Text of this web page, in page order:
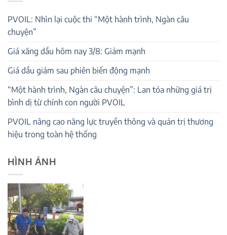
PVOIL: Nhìn lại cuộc thi “Một hành trình, Ngàn câu
chuyện”
Giá xăng dầu hôm nay 3/8: Giảm mạnh
Giá dầu giảm sau phiên biến động mạnh
“Một hành trình, Ngàn câu chuyện”: Lan tỏa những giá trị
bình dị từ chính con người PVOIL
PVOIL nâng cao năng lực truyền thông và quản trị thương
hiệu trong toàn hệ thống
HÌNH ẢNH